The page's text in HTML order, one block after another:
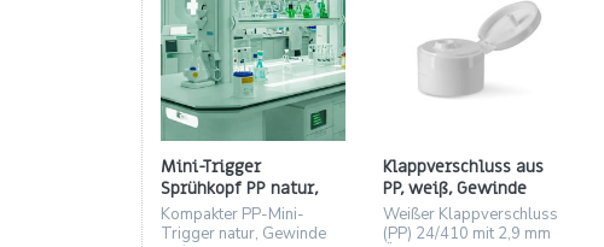
Mini-Trigger
Sprühkopf PP natur,
Gewinde 24/410,
Steigrohr 165 mm
Kompakter PP-Mini-
Trigger natur, Gewinde
Klappverschluss aus
PP, weiß, Gewinde
24/410 – Öffnung Ø 2,9
mm
Weißer Klappverschluss
(PP) 24/410 mit 2,9 mm